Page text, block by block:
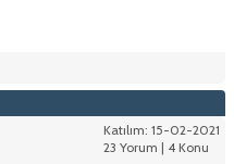
Katılım: 15-02-2021
23 Yorum | 4 Konu